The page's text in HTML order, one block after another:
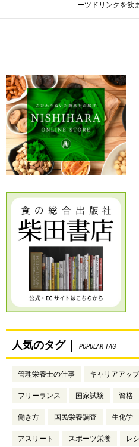
ーツドリンクを飲
人気のタグ POPULAR TAG
管理栄養士の仕事 キャリアアップ
フリーランス 国家試験 資格
働き方 国民栄養調査 生化学
アスリート スポーツ栄養 レ